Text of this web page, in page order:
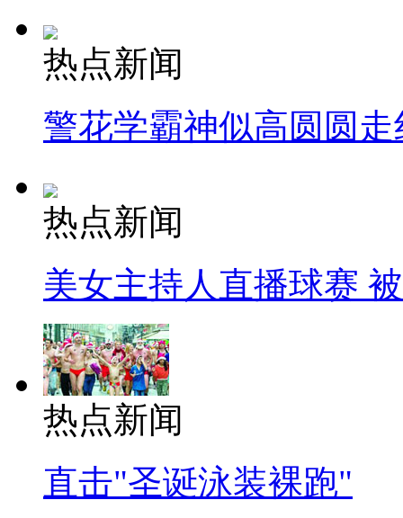
热点新闻
警花学霸神似高圆圆走
热点新闻
美女主持人直播球赛
热点新闻
直击"圣诞泳装裸跑"